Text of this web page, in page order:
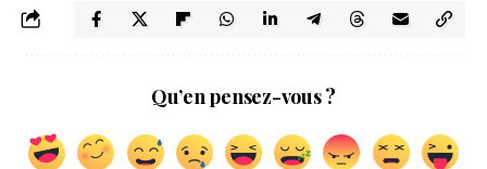
Qu’en pensez-vous ?